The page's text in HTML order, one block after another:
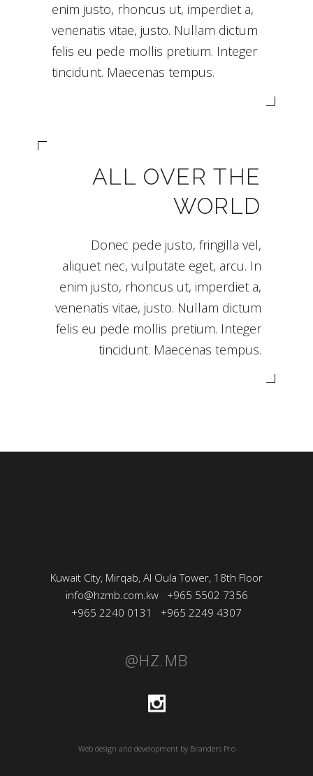
enim justo, rhoncus ut, imperdiet a,
venenatis vitae, justo. Nullam dictum
felis eu pede mollis pretium. Integer
tincidunt. Maecenas tempus.
ALL OVER THE
WORLD
Donec pede justo, fringilla vel,
aliquet nec, vulputate eget, arcu. In
enim justo, rhoncus ut, imperdiet a,
venenatis vitae, justo. Nullam dictum
felis eu pede mollis pretium. Integer
tincidunt. Maecenas tempus.
Kuwait City, Mirqab, Al Oula Tower, 18th Floor
info@hzmb.com.kw
+965 5502 7356
+965 2240 0131
+965 2249 4307
@HZ.MB
Web design and development by Branders Pro